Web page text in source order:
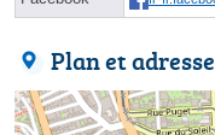
Plan et adresse